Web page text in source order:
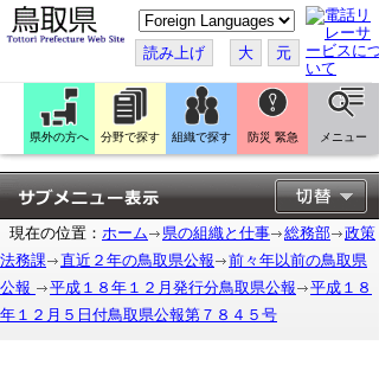
こ
の
ペ
ー
ジ
翻
訳
す
る
読み上げ 大 元
県外の方へ 分野で探す 組織で探す 防災 緊急 メニュー
現在の位置： ホーム 県の組織と仕事 総務部
政策
法務課
直近２年の鳥取県公報
前々年以前の鳥取県
公報
平成１８年１２月発行分鳥取県公報
平成１８
年１２月５日付鳥取県公報第７８４５号